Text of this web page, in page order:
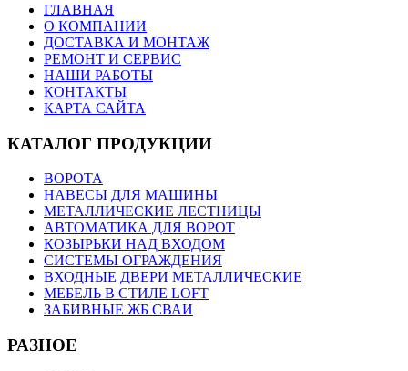
ГЛАВНАЯ
О КОМПАНИИ
ДОСТАВКА И МОНТАЖ
РЕМОНТ И СЕРВИС
НАШИ РАБОТЫ
КОНТАКТЫ
КАРТА САЙТА
КАТАЛОГ ПРОДУКЦИИ
ВОРОТА
НАВЕСЫ ДЛЯ МАШИНЫ
МЕТАЛЛИЧЕСКИЕ ЛЕСТНИЦЫ
АВТОМАТИКА ДЛЯ ВОРОТ
КОЗЫРЬКИ НАД ВХОДОМ
СИСТЕМЫ ОГРАЖДЕНИЯ
ВХОДНЫЕ ДВЕРИ МЕТАЛЛИЧЕСКИЕ
МЕБЕЛЬ В СТИЛЕ LOFT
ЗАБИВНЫЕ ЖБ СВАИ
РАЗНОЕ